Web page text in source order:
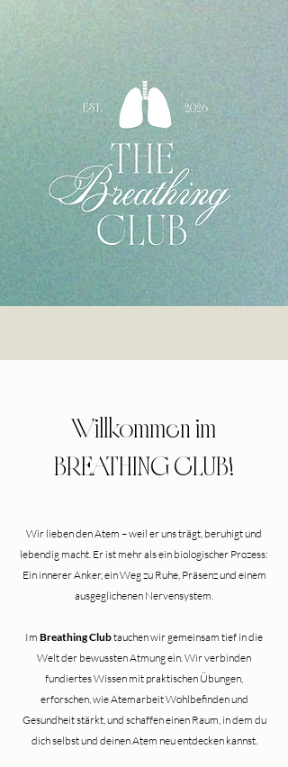
Willkommen im
BREATHING CLUB!
Wir lieben den Atem – weil er uns trägt, beruhigt und
lebendig macht. Er ist mehr als ein biologischer Prozess:
Ein innerer Anker, ein Weg zu Ruhe, Präsenz und einem
ausgeglichenen Nervensystem.
Im Breathing Clubtauchen wir gemeinsam tief in die
Welt der bewussten Atmung ein. Wir verbinden
fundiertes Wissen mit praktischen Übungen,
erforschen, wie Atemarbeit Wohlbefinden und
Gesundheit stärkt, und schaffen einen Raum, in dem du
dich selbst und deinen Atem neu entdecken kannst.